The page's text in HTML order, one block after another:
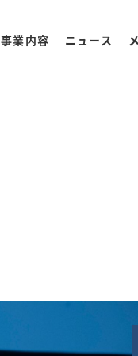
事業内容 ニュース